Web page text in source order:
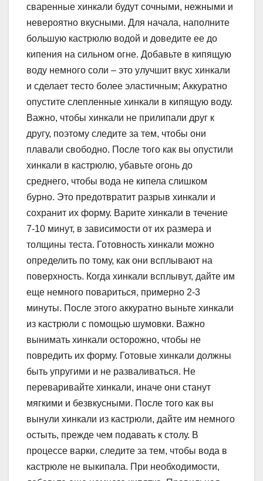
сваренные хинкали будут сочными, нежными и
невероятно вкусными. Для начала, наполните
большую кастрюлю водой и доведите ее до
кипения на сильном огне. Добавьте в кипящую
воду немного соли – это улучшит вкус хинкали
и сделает тесто более эластичным; Аккуратно
опустите слепленные хинкали в кипящую воду.
Важно, чтобы хинкали не прилипали друг к
другу, поэтому следите за тем, чтобы они
плавали свободно. После того как вы опустили
хинкали в кастрюлю, убавьте огонь до
среднего, чтобы вода не кипела слишком
бурно. Это предотвратит разрыв хинкали и
сохранит их форму. Варите хинкали в течение
7-10 минут, в зависимости от их размера и
толщины теста. Готовность хинкали можно
определить по тому, как они всплывают на
поверхность. Когда хинкали всплывут, дайте им
еще немного повариться, примерно 2-3
минуты. После этого аккуратно выньте хинкали
из кастрюли с помощью шумовки. Важно
вынимать хинкали осторожно, чтобы не
повредить их форму. Готовые хинкали должны
быть упругими и не разваливаться. Не
переваривайте хинкали, иначе они станут
мягкими и безвкусными. После того как вы
вынули хинкали из кастрюли, дайте им немного
остыть, прежде чем подавать к столу. В
процессе варки, следите за тем, чтобы вода в
кастрюле не выкипала. При необходимости,